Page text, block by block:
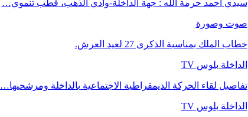
سيدي أحمد حرمة الله : جهة الداخلة-وادي الذهب، قطب تنموي…
صوت وصورة
خطاب الملك بمناسبة الذكرى 27 لعيد العرش.
الداخلة بلوس TV
تفاصيل لقاء الحركة الديمقراطية الاجتماعية بالداخلة ومرشحيها…
الداخلة بلوس TV